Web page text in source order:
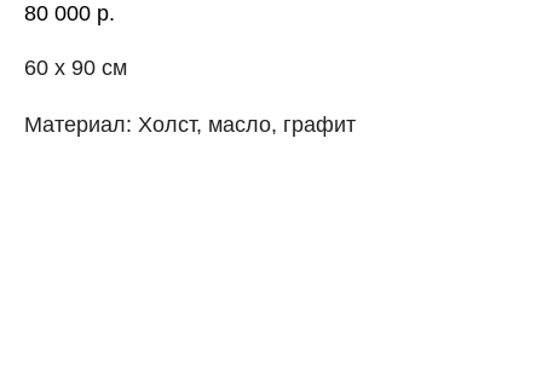
80 000 р.
60 х 90 см
Материал: Холст, масло, графит